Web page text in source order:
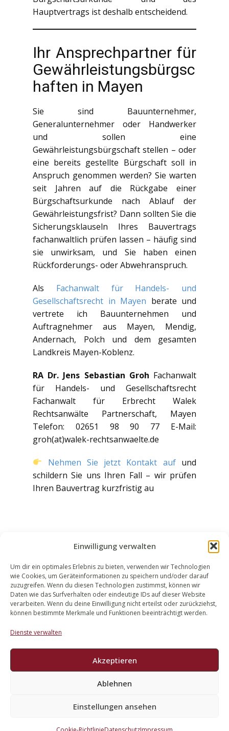
Einwilligung verwalten
Um dir ein optimales Erlebnis zu bieten, verwenden wir Technologien
wie Cookies, um Geräteinformationen zu speichern und/oder darauf
zuzugreifen. Wenn du diesen Technologien zustimmst, können wir
Daten wie das Surfverhalten oder eindeutige IDs auf dieser Website
verarbeiten. Wenn du deine Einwilligung nicht erteilst oder zurückziehst,
können bestimmte Merkmale und Funktionen beeinträchtigt werden.
Dienste verwalten
Akzeptieren
Ablehnen
Einstellungen ansehen
Hauptvertrags ist deshalb entscheidend.
Ihr Ansprechpartner für
Gewährleistungsbürgsc
haften in Mayen
Sie sind Bauunternehmer,
Generalunternehmer oder Handwerker
und sollen eine
Gewährleistungsbürgschaft stellen – oder
eine bereits gestellte Bürgschaft soll in
Anspruch genommen werden? Sie warten
seit Jahren auf die Rückgabe einer
Bürgschaftsurkunde nach Ablauf der
Gewährleistungsfrist? Dann sollten Sie die
Sicherungsklauseln Ihres Bauvertrags
fachanwaltlich prüfen lassen – häufig sind
sie unwirksam, und Sie haben einen
Rückforderungs- oder Abwehranspruch.
Als Fachanwalt für Handels- und
Gesellschaftsrecht in Mayen berate und
vertrete ich Bauunternehmen und
Auftragnehmer aus Mayen, Mendig,
Andernach, Polch und dem gesamten
Landkreis Mayen-Koblenz.
RA Dr. Jens Sebastian Groh Fachanwalt
für Handels- und Gesellschaftsrecht
Fachanwalt für Erbrecht Walek
Rechtsanwälte Partnerschaft, Mayen
Telefon: 02651 98 90 77 E-Mail:
groh(at)walek-rechtsanwaelte.de
Nehmen Sie jetzt Kontakt aufund
schildern Sie uns Ihren Fall – wir prüfen
Ihren Bauvertrag kurzfristig au
WALEK RECHTSANWÄLT​​E
Bachstraße 13
56727 Mayen
02651 98 900
info@walek-rechtsanwaelte.de